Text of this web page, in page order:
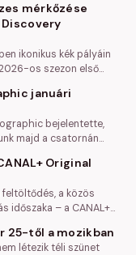
mérkőzése
Discovery
ikonikus kék pályáin
os szezon első
januári
bejelentette,
majd a csatornán
Original
a közös
időszaka – a CANAL+
25-től a mozikban
létezik téli szünet